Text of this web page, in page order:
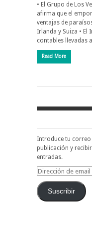
• El Grupo de Los
afirma que el
ventajas de
Irlanda y Suiza • El
contables llevadas
Read More
Introduce tu
publicación y
entradas.
Dirección
emailSuscribir